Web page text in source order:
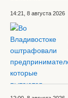
14:21, 8 августа 2026